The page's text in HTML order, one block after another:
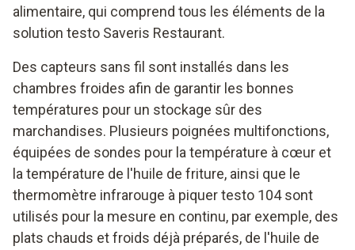
alimentaire, qui comprend tous les éléments de la
solution testo Saveris Restaurant.
Des capteurs sans fil sont installés dans les
chambres froides afin de garantir les bonnes
températures pour un stockage sûr des
marchandises. Plusieurs poignées multifonctions,
équipées de sondes pour la température à cœur et
la température de l'huile de friture, ainsi que le
thermomètre infrarouge à piquer testo 104 sont
utilisés pour la mesure en continu, par exemple, des
plats chauds et froids déjà préparés, de l'huile de